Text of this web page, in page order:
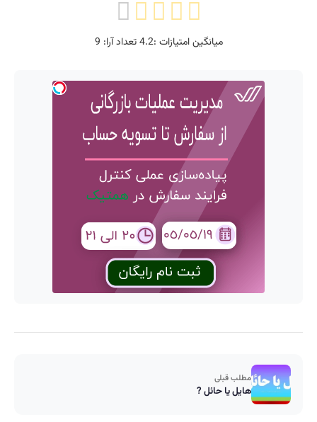
میانگین امتیازات :4.2تعداد آرا: 9
مطلب قبلی
هایل یا حائل ?